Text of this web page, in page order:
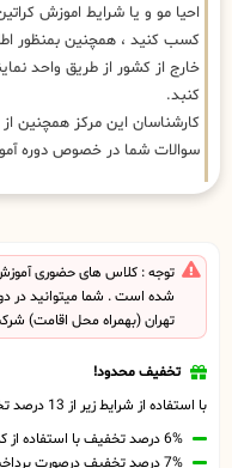
احیا مو و یا شرایط اموزش
کسب کنید ، همچنین بمنظور
خارج از کشور از طریق واحد
کنبد.
سوالات شما در خصوص دوره
توجه : کلاس های حضوری
شده است . شما میتوانید در
تهران (بهمراه محل اقامت)
تخفیف محدود!
با استفاده از شرایط زیر از 13 درصد تخفیف بهره مند شوید.
6% درصد تخفیف با استفاده از کد تخفیف 20806
7% درصد تخفیف درصورت پرداخت شهریه با رمزارز